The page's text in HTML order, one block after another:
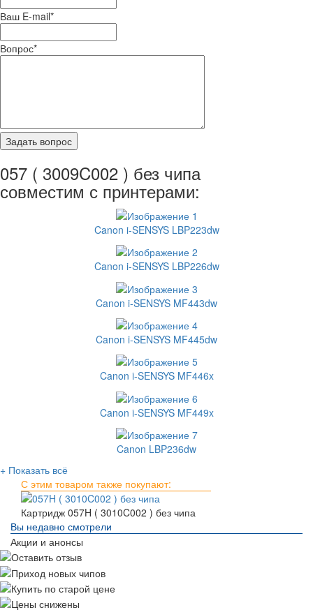
Ваш E-mail*
Вопрос*
057 ( 3009C002 ) без чипа
совместим с принтерами:
Canon i-SENSYS LBP223dw
Canon i-SENSYS LBP226dw
Canon i-SENSYS MF443dw
Canon i-SENSYS MF445dw
Canon i-SENSYS MF446x
Canon i-SENSYS MF449x
Canon LBP236dw
+ Показать всё
С этим товаром также покупают:
Картридж 057H ( 3010C002 ) без чипа
Вы недавно смотрели
Акции и анонсы